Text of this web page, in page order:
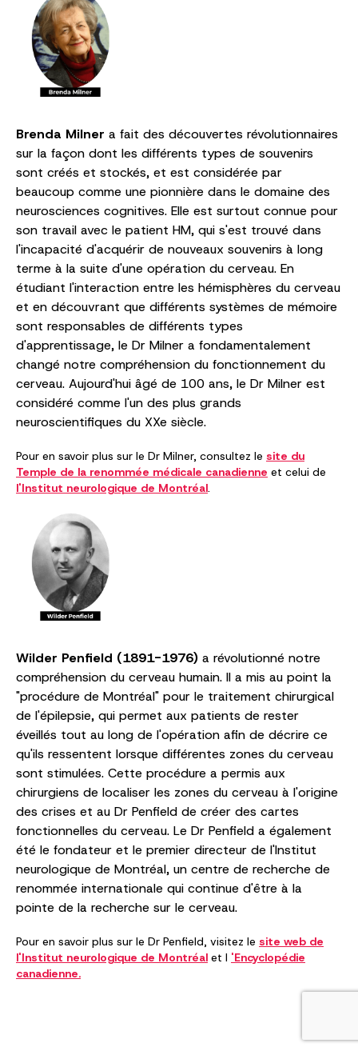
Brenda Milner a fait des découvertes révolutionnaires
sur la façon dont les différents types de souvenirs
sont créés et stockés, et est considérée par
beaucoup comme une pionnière dans le domaine des
neurosciences cognitives. Elle est surtout connue pour
son travail avec le patient HM, qui s'est trouvé dans
l'incapacité d'acquérir de nouveaux souvenirs à long
terme à la suite d'une opération du cerveau. En
étudiant l'interaction entre les hémisphères du cerveau
et en découvrant que différents systèmes de mémoire
sont responsables de différents types
d'apprentissage, le Dr Milner a fondamentalement
changé notre compréhension du fonctionnement du
cerveau. Aujourd'hui âgé de 100 ans, le Dr Milner est
considéré comme l'un des plus grands
neuroscientifiques du XXe siècle.
Pour en savoir plus sur le Dr Milner, consultez le site du
Temple de la renommée médicale canadienne et celui de
l'Institut neurologique de Montréal
Wilder Penfield (1891-1976) a révolutionné notre
compréhension du cerveau humain. Il a mis au point la
"procédure de Montréal" pour le traitement chirurgical
de l'épilepsie, qui permet aux patients de rester
éveillés tout au long de l'opération afin de décrire ce
qu'ils ressentent lorsque différentes zones du cerveau
sont stimulées. Cette procédure a permis aux
chirurgiens de localiser les zones du cerveau à l'origine
des crises et au Dr Penfield de créer des cartes
fonctionnelles du cerveau. Le Dr Penfield a également
été le fondateur et le premier directeur de l'Institut
neurologique de Montréal, un centre de recherche de
renommée internationale qui continue d'être à la
pointe de la recherche sur le cerveau.
Pour en savoir plus sur le Dr Penfield, visitez le site web de
l'Institut neurologique de Montréal et l 'Encyclopédie
canadienne.